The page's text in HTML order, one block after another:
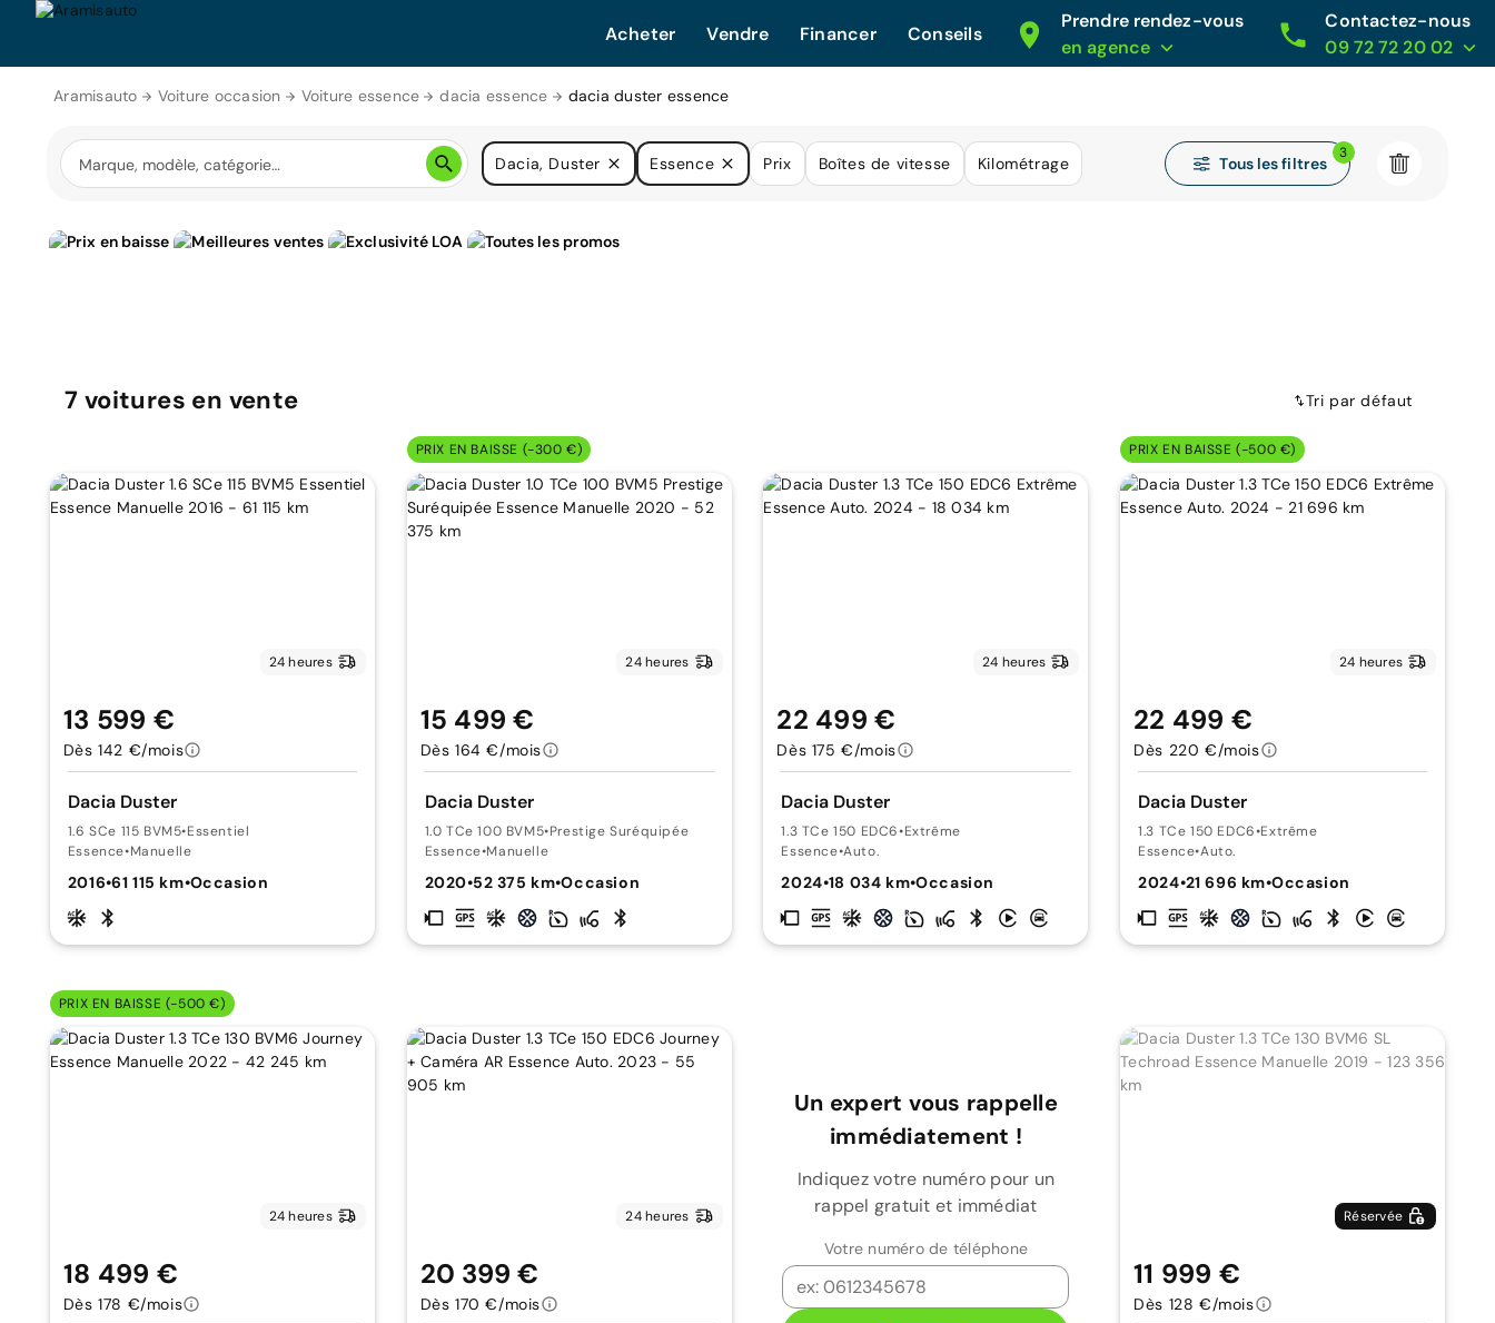
Acheter Vendre Financer Conseils
Prendre rendez-vous
en agence
Contactez-nous
09 72 72 20 02
Aramisauto Voiture occasion Voiture essence dacia essence dacia duster essence
Dacia, Duster Essence Prix Boîtes de vitesse Kilométrage Tous les filtres
3
7 voitures en vente Tri par défaut
24 heures
Dacia Duster
1.6 SCe 115 BVM5•Essentiel
Essence•Manuelle
2016•61 115 km•Occasion
13 599 €
Dès 142 €/mois
PRIX EN BAISSE (-300 €)
24 heures
Dacia Duster
1.0 TCe 100 BVM5•Prestige Suréquipée
Essence•Manuelle
2020•52 375 km•Occasion
15 499 €
Dès 164 €/mois
24 heures
Dacia Duster
1.3 TCe 150 EDC6•Extrême
Essence•Auto.
2024•18 034 km•Occasion
22 499 €
Dès 175 €/mois
PRIX EN BAISSE (-500 €)
24 heures
Dacia Duster
1.3 TCe 150 EDC6•Extrême
Essence•Auto.
2024•21 696 km•Occasion
22 499 €
Dès 220 €/mois
PRIX EN BAISSE (-500 €)
24 heures
18 499 €
Dès 178 €/mois
24 heures
20 399 €
Dès 170 €/mois
Un expert vous rappelle
immédiatement !
Indiquez votre numéro pour un
rappel gratuit et immédiat
Votre numéro de téléphone
Réservée
11 999 €
Dès 128 €/mois